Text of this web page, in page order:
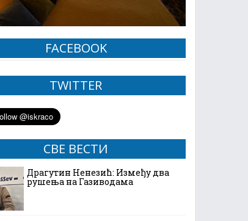
FACEBOOK
TWITTER
СВЕ ВЕСТИ
Драгутин Ненезић: Између два
рушења на Газиводама